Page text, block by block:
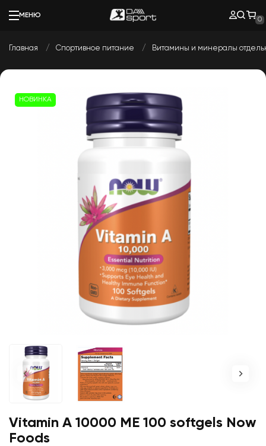
МЕНЮ
0
Главная Спортивное питание Витамины и минералы
НОВИНКА
Vitamin A 10000 ME 100 softgels Now
Foods